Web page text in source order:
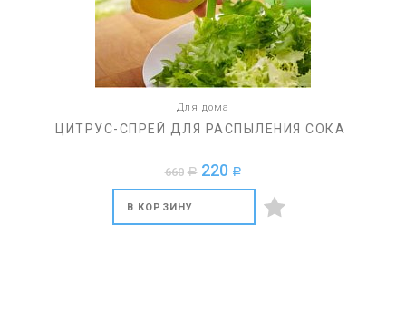
Для дома
ЦИТРУС-СПРЕЙ ДЛЯ РАСПЫЛЕНИЯ СОКА
660 a 220 a
В КОРЗИНУ